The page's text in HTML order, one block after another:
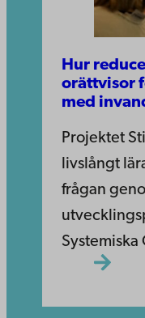
Hur
orättvisor
med
Projektet
livslångt
frågan
Systemiska